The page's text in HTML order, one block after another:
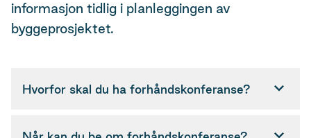
informasjon tidlig i planleggingen av
byggeprosjektet.
Hvorfor skal du ha forhåndskonferanse?